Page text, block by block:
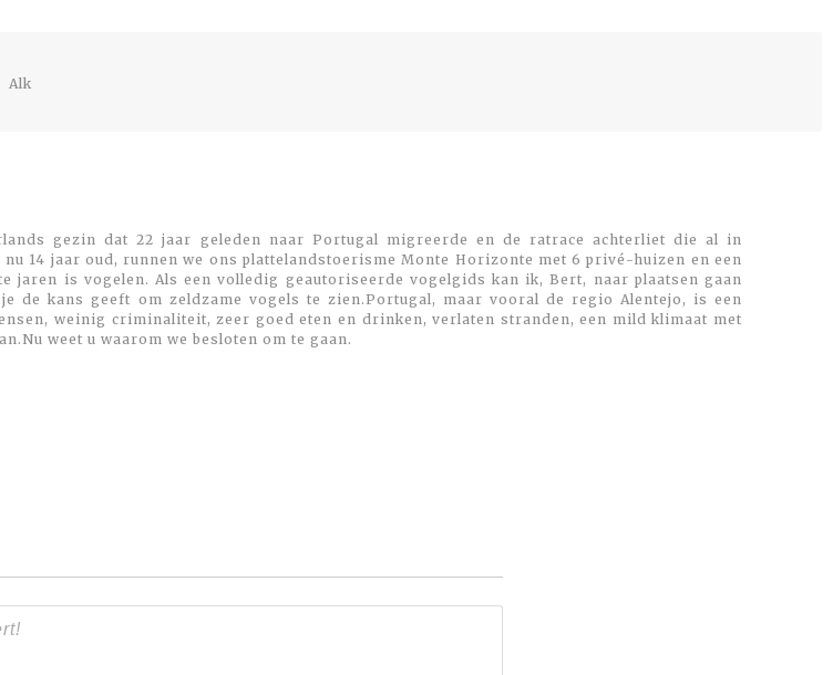
Previous
Alk
gezin dat 22 jaar geleden naar Portugal migreerde en de ratrace achterliet die al in
14 jaar oud, runnen we ons plattelandstoerisme Monte Horizonte met 6 privé-huizen en een
jaren is vogelen. Als een volledig geautoriseerde vogelgids kan ik, Bert, naar plaatsen gaan
de kans geeft om zeldzame vogels te zien.Portugal, maar vooral de regio Alentejo, is een
weinig criminaliteit, zeer goed eten en drinken, verlaten stranden, een mild klimaat met
weet u waarom we besloten om te gaan.